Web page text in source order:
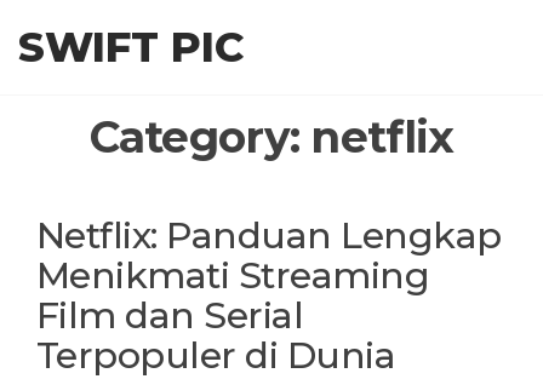
SWIFT PIC
Category: netflix
Netflix: Panduan Lengkap
Menikmati Streaming
Film dan Serial
Terpopuler di Dunia